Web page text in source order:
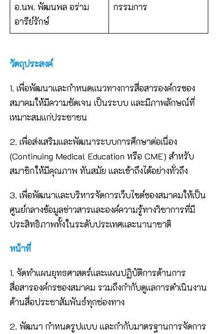
อ.นพ. พัฒนพล อร่าม
อารีย์รักษ์
กรรมการ
วัตถุประสงค์
1. เพื่อพัฒนาและกำหนดแนวทางการสื่อสารองค์กรของ
สมาคมให้มีความชัดเจน เป็นระบบ และมีภาพลักษณ์ที่
เหมาะสมแก่ประชาชน
2. เพื่อส่งเสริมและพัฒนาระบบการศึกษาต่อเนื่อง
(Continuing Medical Education หรือ CME) สำหรับ
สมาชิกให้มีคุณภาพ ทันสมัย และเข้าถึงได้อย่างทั่วถึง
3. เพื่อพัฒนาและบริหารจัดการเว็บไซต์ของสมาคมให้เป็น
ศูนย์กลางข้อมูลข่าวสารและองค์ความรู้ทางวิชาการที่มี
ประสิทธิภาพทั้งในระดับประเทศและนานาชาติ
หน้าที่
1. จัดทำแผนยุทธศาสตร์และแผนปฏิบัติการด้านการ
สื่อสารองค์กรของสมาคม รวมถึงกำกับดูแลการดำเนินงาน
ด้านสื่อประชาสัมพันธ์ทุกช่องทาง
2. พัฒนา กำหนดรูปแบบ และกำกับมาตรฐานการจัดการ